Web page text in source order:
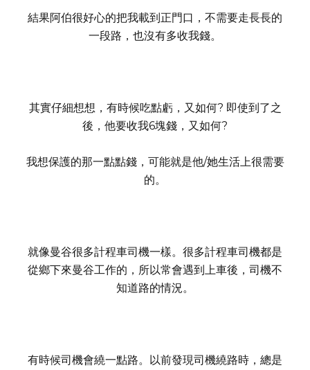
結果阿伯很好心的把我載到正門口，不需要走長長的
一段路，也沒有多收我錢。
其實仔細想想，有時候吃點虧，又如何? 即使到了之
後，他要收我6塊錢，又如何?
我想保護的那一點點錢，可能就是他/她生活上很需要
的。
就像曼谷很多計程車司機一樣。很多計程車司機都是
從鄉下來曼谷工作的，所以常會遇到上車後，司機不
知道路的情況。
有時候司機會繞一點路。以前發現司機繞路時，總是